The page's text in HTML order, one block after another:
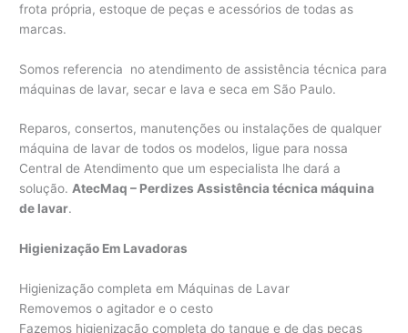
frota própria, estoque de peças e acessórios de todas as
marcas.
Somos referencia no atendimento de assistência técnica para
máquinas de lavar, secar e lava e seca em São Paulo.
Reparos, consertos, manutenções ou instalações de qualquer
máquina de lavar de todos os modelos, ligue para nossa
Central de Atendimento que um especialista lhe dará a
solução.AtecMaq – Perdizes Assistência técnica máquina
de lavar.
Higienização Em Lavadoras
Higienização completa em Máquinas de Lavar
Removemos o agitador e o cesto
Fazemos higienização completa do tanque e de das peças